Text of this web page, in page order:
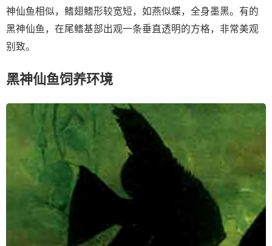
神仙鱼相似，鳍翅鳍形较宽短，如燕似蝶，全身墨黑。有的
黑神仙鱼，在尾鳍基部出观一条垂直透明的方格，非常美观
别致。
黑神仙鱼饲养环境